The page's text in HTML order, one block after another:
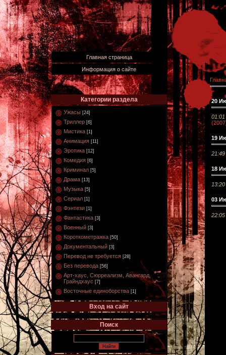
Главная страница
Информация о сайте
Категории раздела
Ужасы [24]
Триллер [6]
Мистика [1]
Анимация [11]
Эротика [12]
Комедия [6]
Криминал [5]
Драма [13]
Музыка [5]
Сериал [1]
Фэнтези [1]
Фантастика [3]
Военный [3]
Короткометражка [50]
Документальный [3]
Перевод не требуется [28]
Без перевода [56]
Арт-хаус, Сюрреализм, Авангард,
Грайндхаус [7]
Восточные единоборства [1]
Вход на сайт
Поиск
20
01:01
19
21:49
18
13:20
03
22:05